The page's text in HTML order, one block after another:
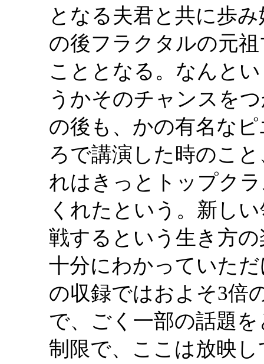
となる夫君と共に歩
の後フラクタルの元
こととなる。なんと
うかそのチャンスを
の後も、かの有名な
ろで講演した時のこ
れはきっとトップク
くれたという。新し
戦するという生き方
十分にわかっていた
の収録ではおよそ3倍
で、ごく一部の話題
制限で、ここは放映